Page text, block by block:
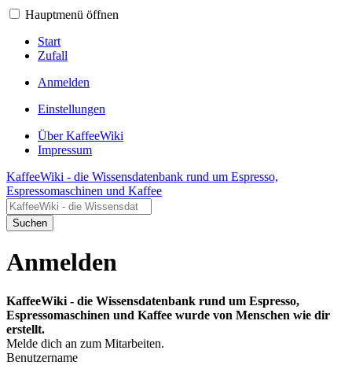
Hauptmenü öffnen
Start
Zufall
Anmelden
Einstellungen
Über KaffeeWiki
Impressum
KaffeeWiki - die Wissensdatenbank rund um Espresso,
Espressomaschinen und Kaffee
Suchen
Anmelden
KaffeeWiki - die Wissensdatenbank rund um Espresso,
Espressomaschinen und Kaffee wurde von Menschen wie dir
erstellt.
Melde dich an zum Mitarbeiten.
Benutzername